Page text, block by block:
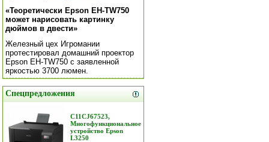
«Теоретически Epson EH-TW750
может нарисовать картинку
дюймов в двести»
Железный цех Игромании
протестировал домашний проектор
Epson EH-TW750 с заявленной
яркостью 3700 люмен.
Спецпредложения
C11CJ67523,
Многофункциональное
устройство Epson
L3250